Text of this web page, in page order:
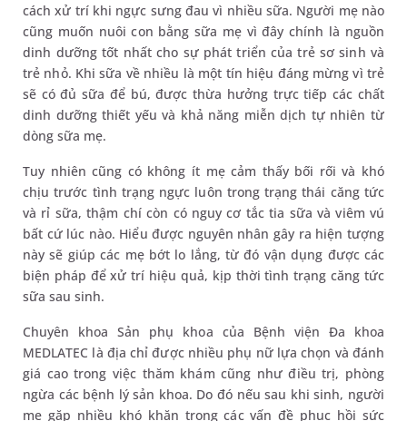
cách xử trí khi ngực sưng đau vì nhiều sữa. Người mẹ nào
cũng muốn nuôi con bằng sữa mẹ vì đây chính là nguồn
dinh dưỡng tốt nhất cho sự phát triển của trẻ sơ sinh và
trẻ nhỏ. Khi sữa về nhiều là một tín hiệu đáng mừng vì trẻ
sẽ có đủ sữa để bú, được thừa hưởng trực tiếp các chất
dinh dưỡng thiết yếu và khả năng miễn dịch tự nhiên từ
dòng sữa mẹ.
Tuy nhiên cũng có không ít mẹ cảm thấy bối rối và khó
chịu trước tình trạng ngực luôn trong trạng thái căng tức
và rỉ sữa, thậm chí còn có nguy cơ tắc tia sữa và viêm vú
bất cứ lúc nào. Hiểu được nguyên nhân gây ra hiện tượng
này sẽ giúp các mẹ bớt lo lắng, từ đó vận dụng được các
biện pháp để xử trí hiệu quả, kịp thời tình trạng căng tức
sữa sau sinh.
Chuyên khoa Sản phụ khoa của Bệnh viện Đa khoa
MEDLATEC là địa chỉ được nhiều phụ nữ lựa chọn và đánh
giá cao trong việc thăm khám cũng như điều trị, phòng
ngừa các bệnh lý sản khoa. Do đó nếu sau khi sinh, người
mẹ gặp nhiều khó khăn trong các vấn đề phục hồi sức